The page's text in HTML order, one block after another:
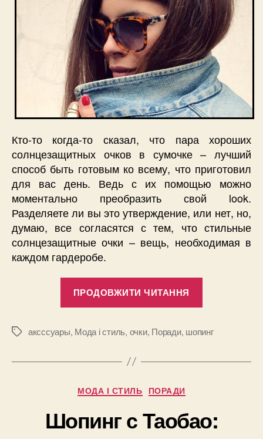
Кто-то когда-то сказал, что пара хороших
солнцезащитных очков в сумочке – лучший
способ быть готовым ко всему, что приготовил
для вас день. Ведь с их помощью можно
моментально преобразить свой look.
Разделяете ли вы это утверждение, или нет, но,
думаю, все согласятся с тем, что стильные
солнцезащитные очки – вещь, необходимая в
каждом гардеробе.
ПРОДОВЖИТИ ЧИТАННЯ
какие
очки
Позначки
аксссуары, Мода і стиль, очки, Поради, шопинг
Категорії
МОДА І СТИЛЬ ПОРАДИ
Шопинг с Таобао: